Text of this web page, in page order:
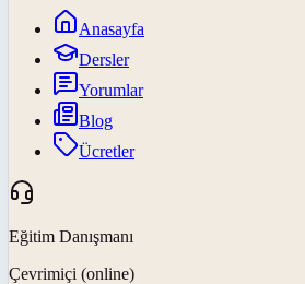
Anasayfa
Dersler
Yorumlar
Blog
Ücretler
Eğitim Danışmanı
Çevrimiçi (online)